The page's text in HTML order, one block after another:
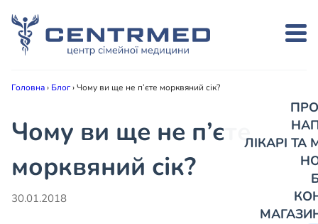
ЛІКАРІ
Головна› Блог›Чому ви ще не п’єте морквяний сік?
Чому ви ще не п’єте
морквяний сік?
30.01.2018